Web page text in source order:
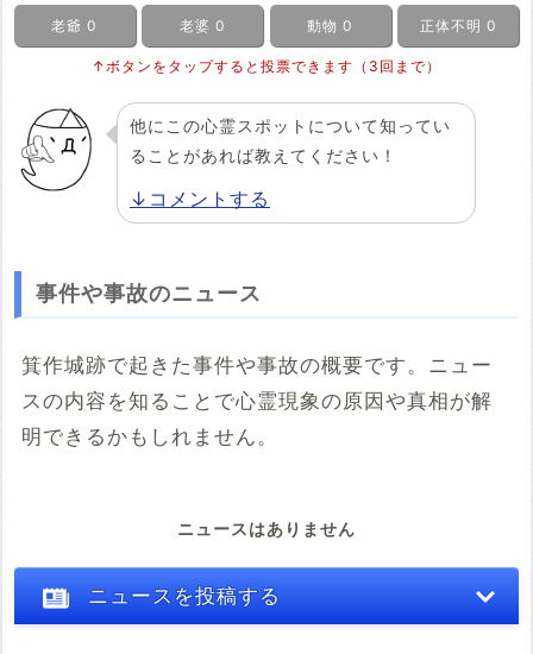
老爺 0 老婆 0 動物 0 正体不明 0
↑ボタンをタップすると投票できます（3回まで）
他にこの心霊スポットについて知ってい
ることがあれば教えてください！
↓コメントする
事件や事故のニュース
箕作城跡で起きた事件や事故の概要です。ニュー
スの内容を知ることで心霊現象の原因や真相が解
明できるかもしれません。
ニュースはありません
ニュースを投稿する